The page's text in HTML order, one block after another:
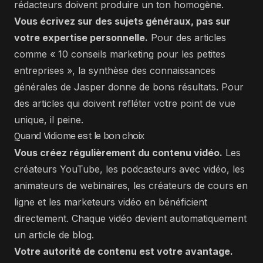
rédacteurs doivent produire un ton homogène.
Vous écrivez sur des sujets généraux, pas sur
votre expertise personnelle. Pour des articles
comme « 10 conseils marketing pour les petites
entreprises », la synthèse des connaissances
générales de Jasper donne de bons résultats. Pour
des articles qui doivent refléter votre point de vue
unique, il peine.
Quand Vidiome est le bon choix
Vous créez régulièrement du contenu vidéo. Les
créateurs YouTube, les podcasteurs avec vidéo, les
animateurs de webinaires, les créateurs de cours en
ligne et les marketeurs vidéo en bénéficient
directement. Chaque vidéo devient automatiquement
un article de blog.
Votre autorité de contenu est votre avantage.